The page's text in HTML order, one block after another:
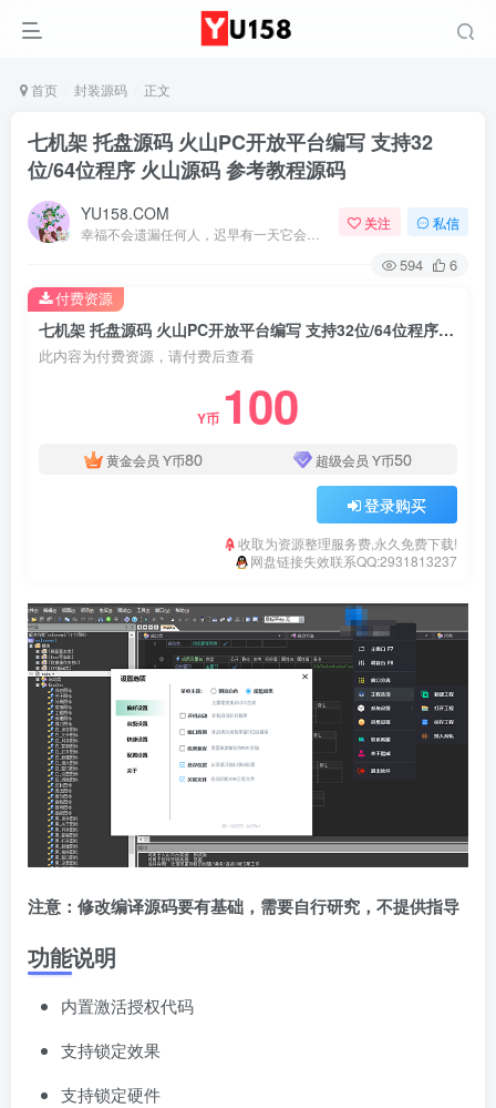
首页 封装源码 正文
七机架 托盘源码 火山PC开放平台编写 支持32
位/64位程序 火山源码 参考教程源码
YU158.COM 关注 私信
594 6
七机架 托盘源码 火山PC开放平台编写 支持32位/64位程序 火山源码 参考教程源码
此内容为付费资源，请付费后查看
Y币 100
黄金会员 Y币80 超级会员 Y币50
登录购买
收取为资源整理服务费,永久免费下载!
网盘链接失效联系QQ:2931813237
付费资源
注意：修改编译源码要有基础，需要自行研究，不提供指导
功能说明
内置激活授权代码
支持锁定效果
支持锁定硬件